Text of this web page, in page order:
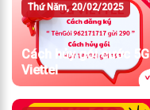
Thứ Năm, 20/02/2025
Cách hủy gói cước 5G
Viettel